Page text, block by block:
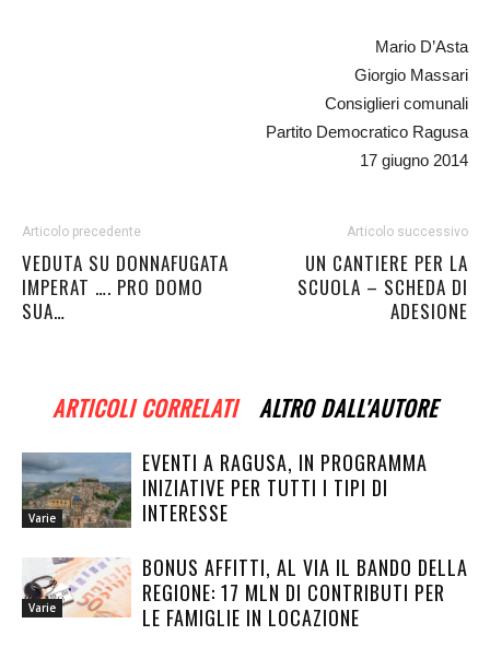
Mario D’Asta
Giorgio Massari
Consiglieri comunali
Partito Democratico Ragusa
17 giugno 2014
Articolo precedente
VEDUTA SU DONNAFUGATA
IMPERAT …. PRO DOMO
SUA…
Articolo successivo
UN CANTIERE PER LA
SCUOLA – SCHEDA DI
ADESIONE
ARTICOLI CORRELATI ALTRO DALL'AUTORE
Varie
EVENTI A RAGUSA, IN PROGRAMMA
INIZIATIVE PER TUTTI I TIPI DI
INTERESSE
Varie
BONUS AFFITTI, AL VIA IL BANDO DELLA
REGIONE: 17 MLN DI CONTRIBUTI PER
LE FAMIGLIE IN LOCAZIONE